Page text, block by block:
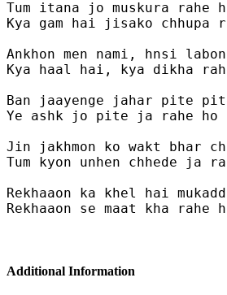
Tum itana jo muskura rahe
Kya gam hai jisako chhupa
Ankhon men nami, hnsi
Kya haal hai, kya dikha
Ban jaayenge jahar pite
Ye ashk jo pite ja rahe ho
Jin jakhmon ko wakt bhar
Tum kyon unhen chhede ja
Rekhaaon ka khel hai
Rekhaaon se maat kha rahe
Additional Information